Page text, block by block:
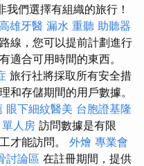
我們選擇有組織的旅行！
雄牙醫 漏水 重聽 助聽器
線，您可以提前計劃進行
適合可用時間的東西。
旅行社將採取所有安全措
和存儲期間的用戶數據。
眼下細紋醫美 台胞證基隆
人房 訪問數據是有限
才能訪問。 外燴 專業會
討論區 在註冊期間，提供